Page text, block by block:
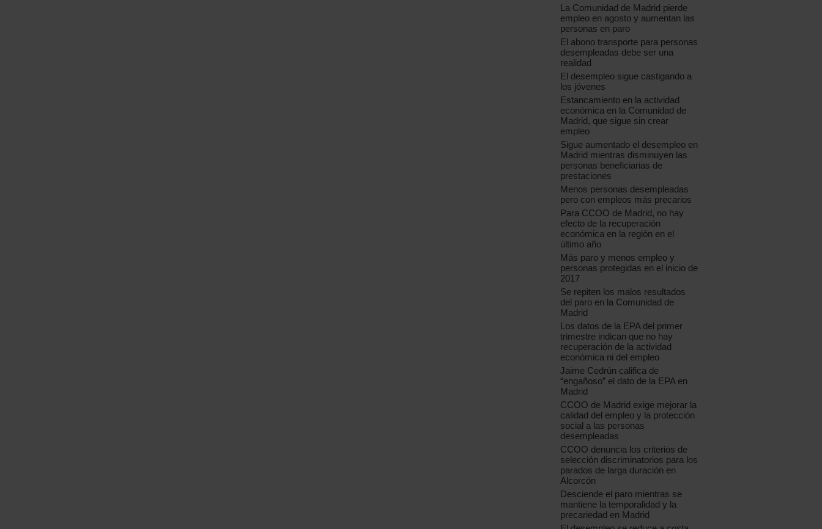
La Comunidad de Madrid pierde
empleo en agosto y aumentan las
personas en paro
El abono transporte para personas
desempleadas debe ser una
realidad
El desempleo sigue castigando a
los jóvenes
Estancamiento en la actividad
económica en la Comunidad de
Madrid, que sigue sin crear
empleo
Sigue aumentado el desempleo en
Madrid mientras disminuyen las
personas beneficiarias de
prestaciones
Menos personas desempleadas
pero con empleos más precarios
Para CCOO de Madrid, no hay
efecto de la recuperación
económica en la región en el
último año
Más paro y menos empleo y
personas protegidas en el inicio de
2017
Se repiten los malos resultados
del paro en la Comunidad de
Madrid
Los datos de la EPA del primer
trimestre indican que no hay
recuperación de la actividad
económica ni del empleo
Jaime Cedrún califica de
“engañoso” el dato de la EPA en
Madrid
CCOO de Madrid exige mejorar la
calidad del empleo y la protección
social a las personas
desempleadas
CCOO denuncia los criterios de
selección discriminatorios para los
parados de larga duración en
Alcorcón
Desciende el paro mientras se
mantiene la temporalidad y la
precariedad en Madrid